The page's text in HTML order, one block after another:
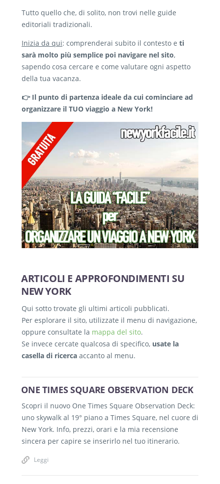
Tutto quello che, di solito, non trovi nelle guide
editoriali tradizionali.
Inizia da qui: comprenderai subito il contesto e ti
sarà molto più semplice poi navigare nel sito,
sapendo cosa cercare e come valutare ogni aspetto
della tua vacanza.
👉 Il punto di partenza ideale da cui cominciare ad
organizzare il TUO viaggio a New York!
ARTICOLI E APPROFONDIMENTI SU
NEW YORK
Qui sotto trovate gli ultimi articoli pubblicati.
Per esplorare il sito, utilizzate il menu di navigazione,
oppure consultate la mappa del sito.
Se invece cercate qualcosa di specifico, usate la
casella di ricerca accanto al menu.
ONE TIMES SQUARE OBSERVATION DECK
Scopri il nuovo One Times Square Observation Deck:
uno skywalk al 19° piano a Times Square, nel cuore di
New York. Info, prezzi, orari e la mia recensione
sincera per capire se inserirlo nel tuo itinerario.
Leggi